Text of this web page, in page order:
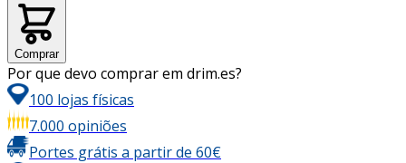
Comprar
Por que devo comprar em drim.es?
100 lojas físicas
7.000 opiniões
Portes grátis a partir de 60€